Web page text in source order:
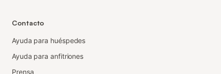
Contacto
Ayuda para huéspedes
Ayuda para anfitriones
Prensa